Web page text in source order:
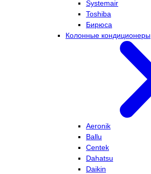
Systemair
Toshiba
Бирюса
Колонные кондиционеры
Aeronik
Ballu
Centek
Dahatsu
Daikin